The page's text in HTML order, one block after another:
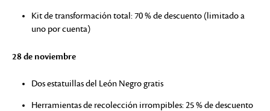
Kit de transformación total: 70 % de descuento (limitado a
uno por cuenta)
28 de noviembre
Dos estatuillas del León Negro gratis
Herramientas de recolección irrompibles: 25 % de descuento